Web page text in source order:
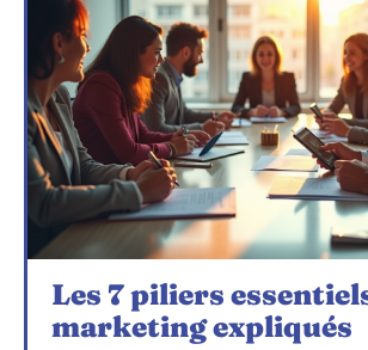
Les 7 piliers
marketing expliqués